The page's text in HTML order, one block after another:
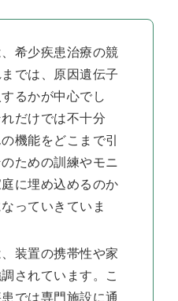
希少疾患治療の競
では、原因遺伝子
るかが中心でし
だけでは不十分
機能をどこまで引
ための訓練やモニ
に埋め込めるのか
っていきていま
装置の携帯性や家
されています。こ
では専門施設に通